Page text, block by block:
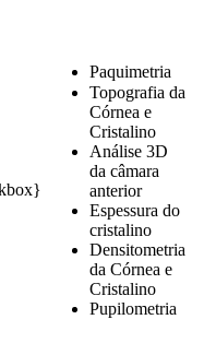
Paquimetria
Topografia da
Córnea e
Cristalino
Análise 3D
da câmara
anterior
Espessura do
cristalino
Densitometria
da Córnea e
Cristalino
Pupilometria